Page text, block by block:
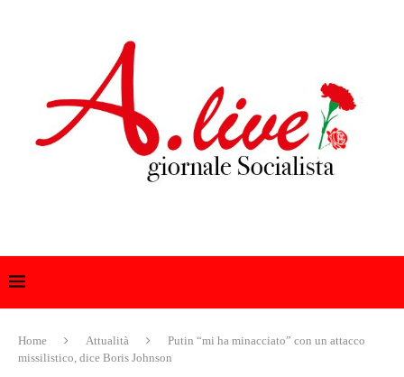
Home Attualità
Putin “mi ha minacciato” con un attacco
missilistico, dice Boris Johnson